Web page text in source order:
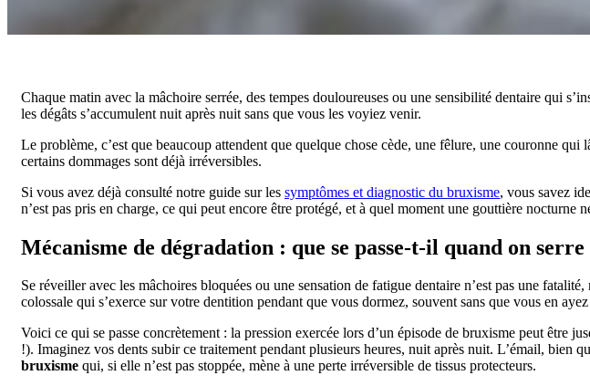
Chaque matin avec la mâchoire serrée, des tempes douloureuses ou une sensibilité dentaire qui
les dégâts s’accumulent nuit après nuit sans que vous les voyiez venir.
Le problème, c’est que beaucoup attendent que quelque chose cède, une fêlure, une couronne
certains dommages sont déjà irréversibles.
Si vous avez déjà consulté notre guide sur les symptômes et diagnostic du bruxisme, vous savez
n’est pas pris en charge, ce qui peut encore être protégé, et à quel moment une gouttière nocturne
Mécanisme de dégradation : que se passe-t-il quand on
Se réveiller avec les mâchoires bloquées ou une sensation de fatigue dentaire n’est pas une
colossale qui s’exerce sur votre dentition pendant que vous dormez, souvent sans que vous en
Voici ce qui se passe concrètement : la pression exercée lors d’un épisode de bruxisme peut être
!). Imaginez vos dents subir ce traitement pendant plusieurs heures, nuit après nuit. L’émail, bien
bruxisme qui, si elle n’est pas stoppée, mène à une perte irréversible de tissus protecteurs.